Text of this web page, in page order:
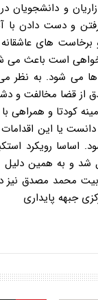
دست دادن با
های
است باعث می
شود. به نظر می
از قضا مخالفت و
کودتا و همراهی
یا این
رویکرد
و به همین دلیل
محمد مصدق نیز
جبهه پایداری